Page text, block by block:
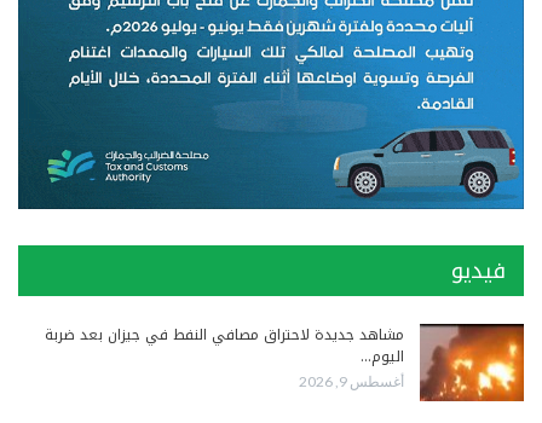
فيديو
مشاهد جديدة لاحتراق مصافي النفط في جيزان بعد ضربة
اليوم…
أغسطس 9, 2026